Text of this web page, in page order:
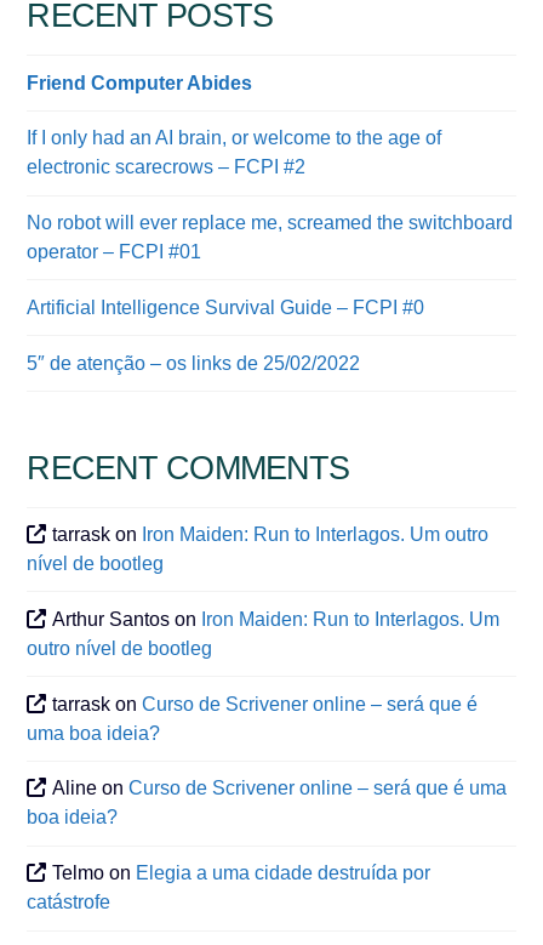
RECENT POSTS
Friend Computer Abides
If I only had an AI brain, or welcome to the age of
electronic scarecrows – FCPI #2
No robot will ever replace me, screamed the switchboard
operator – FCPI #01
Artificial Intelligence Survival Guide – FCPI #0
5″ de atenção – os links de 25/02/2022
RECENT COMMENTS
tarrask on Iron Maiden: Run to Interlagos. Um outro
nível de bootleg
Arthur Santos on Iron Maiden: Run to Interlagos. Um
outro nível de bootleg
tarrask onCurso de Scrivener online – será que é
uma boa ideia?
Aline onCurso de Scrivener online – será que é uma
boa ideia?
Telmo on Elegia a uma cidade destruída por
catástrofe